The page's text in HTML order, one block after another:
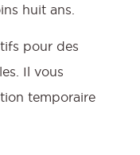
huit ans.
pour des
Il vous
temporaire